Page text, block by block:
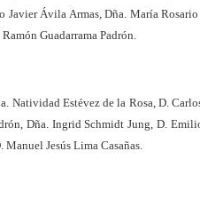
Javier Ávila Armas, Dña. María
Guadarrama Padrón.
Natividad Estévez de la Rosa, D.
Dña. Ingrid Schmidt Jung, D.
Jesús Lima Casañas.